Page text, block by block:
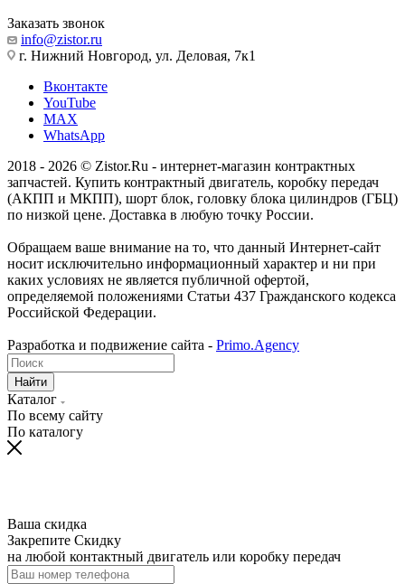
Заказать звонок
info@zistor.ru
г. Нижний Новгород, ул. Деловая, 7к1
Вконтакте
YouTube
MAX
WhatsApp
2018 - 2026 © Zistor.Ru - интернет-магазин контрактных
запчастей. Купить контрактный двигатель, коробку передач
(АКПП и МКПП), шорт блок, головку блока цилиндров (ГБЦ)
по низкой цене. Доставка в любую точку России.
Обращаем ваше внимание на то, что данный Интернет-сайт
носит исключительно информационный характер и ни при
каких условиях не является публичной офертой,
определяемой положениями Статьи 437 Гражданского кодекса
Российской Федерации.
Разработка и подвижение сайта - Primo.Agency
Найти
Каталог
По всему сайту
По каталогу
Ваша скидка
Закрепите Скидку
на любой контактный двигатель или коробку передач